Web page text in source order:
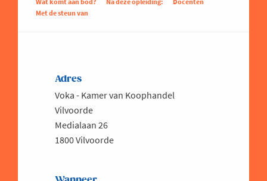
Met de steun van
Adres
Voka - Kamer van Koophandel
Vilvoorde
Medialaan 26
1800 Vilvoorde